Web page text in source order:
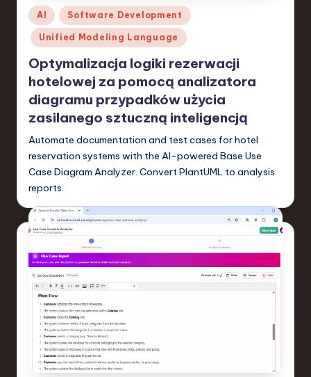
w
a
r
e
T
e
c
h
,
n
d
Posted
in
AI Software Development
Unified Modeling Language
Optymalizacja logiki rezerwacji
hotelowej za pomocą analizatora
diagramu przypadków użycia
zasilanego sztuczną inteligencją
Automate documentation and test cases for hotel
reservation systems with the AI-powered Base Use
Case Diagram Analyzer. Convert PlantUML to analysis
reports.